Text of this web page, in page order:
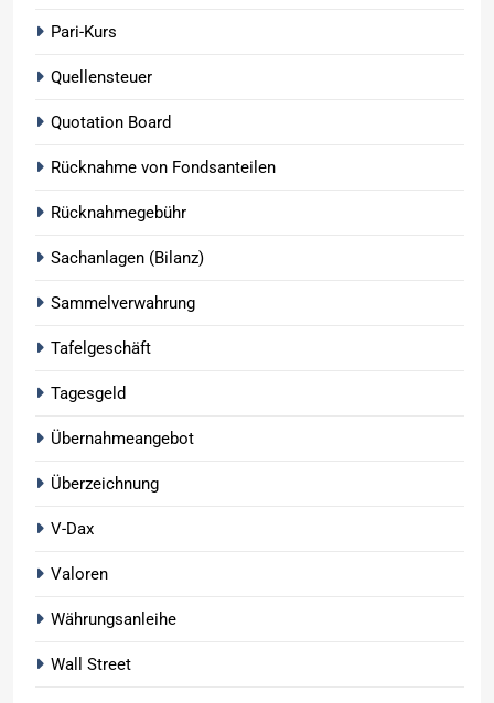
Pari-Kurs
Quellensteuer
Quotation Board
Rücknahme von Fondsanteilen
Rücknahmegebühr
Sachanlagen (Bilanz)
Sammelverwahrung
Tafelgeschäft
Tagesgeld
Übernahmeangebot
Überzeichnung
V-Dax
Valoren
Währungsanleihe
Wall Street